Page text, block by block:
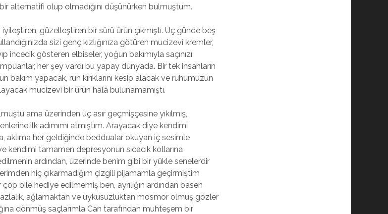
alternatifi olup olmadığını düşünürken bulmuştum.
güzelleştiren bir sürü ürün çıkmıştı. Üç günde beş
sizi genç kızlığınıza götüren mucizevî kremler,
incecik gösteren elbiseler, yoğun bakımıyla saçınızı
her şey vardı bu yapay dünyada. Bir tek insanların
bakım yapacak, ruh kırıklarını kesip alacak ve ruhumuzun
mucizevî bir ürün hâlâ bulunamamıştı.
ama üzerinden üç asır geçmişçesine yıkılmış,
ilk adımımı atmıştım. Arayacak diye kendimi
aklıma her geldiğinde beddualar okuyan iç sesimle
kendimi tamamen depresyonun sıcacık kollarına
ardından, üzerinde benim gibi bir yükle senelerdir
hiç çıkarmadığım çizgili pijamamla geçirmiştim
bile hediye edilmemiş ben, ayrılığın ardından basen
ağlamaktan ve uykusuzluktan mosmor olmuş gözler
dönmüş saçlarımla Can tarafından muhteşem bir